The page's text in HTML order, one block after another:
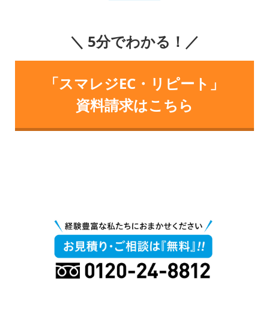
＼ 5分でわかる！／
「スマレジEC・リピート」
資料請求はこちら